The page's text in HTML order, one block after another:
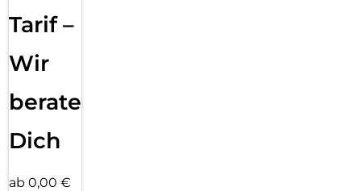
Tarif –
Wir
beraten
Dich
ab 0,00 €